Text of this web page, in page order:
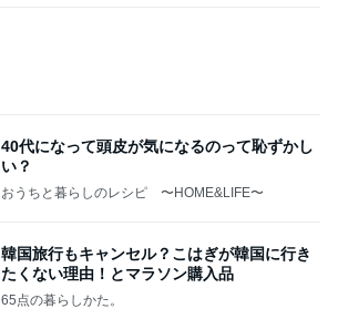
韓国旅行もキャンセル？こはぎが韓国に行き
たくない理由！とマラソン購入品
65点の暮らしかた。
《前髪ぺたん、がすぐ復活》めっちゃカンタ
ンに前髪セットできるやり方！
おうちと暮らしのレシピ 〜HOME&LIFE〜